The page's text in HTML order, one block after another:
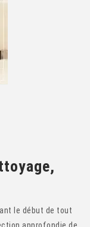
le début de tout